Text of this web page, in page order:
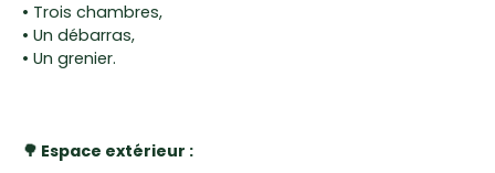
• Trois chambres,
• Un débarras,
• Un grenier.
🌳 Espace extérieur :